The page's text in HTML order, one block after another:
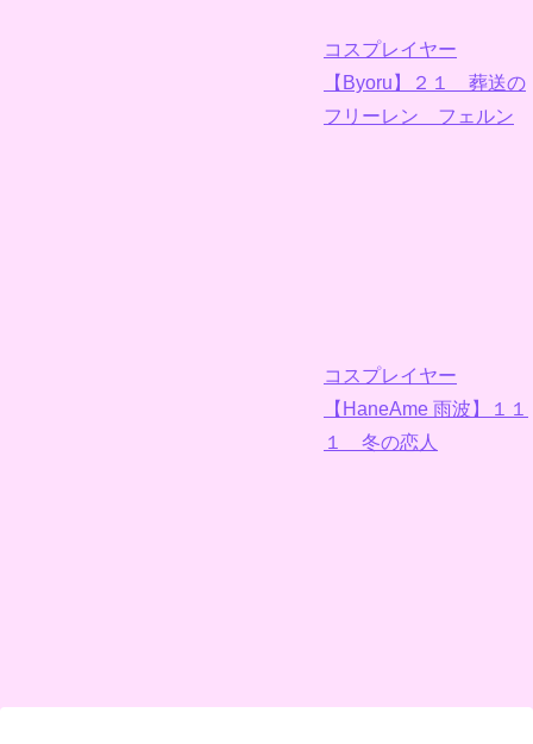
コスプレイヤー
【Byoru】２１ 葬送の
フリーレン フェルン
コスプレイヤー
【HaneAme 雨波】１１
１ 冬の恋人